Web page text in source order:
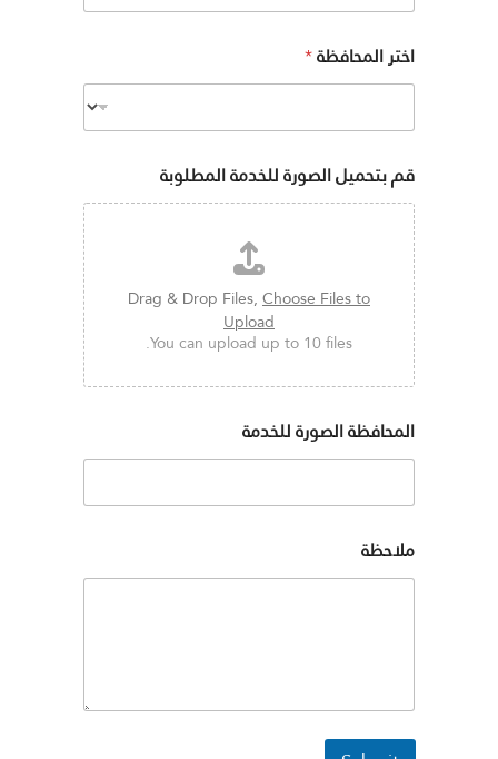
اختر المحافظة*
قم بتحميل الصورة للخدمة المطلوبة
Drag & Drop Files,Choose Files to
Upload
You can upload up to 10 files.
المحافظة الصورة للخدمة
ملاحظة